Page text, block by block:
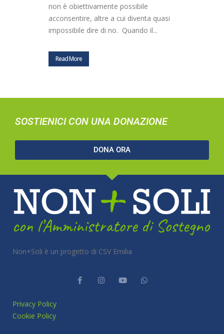
non è obiettivamente possibile
acconsentire, altre a cui diventa quasi
impossibile dire di no. Quando il...
Read More
SOSTIENICI CON UNA DONAZIONE
DONA ORA
Non+Soli è un progetto di CSV Emilia
Privacy Policy
Cookie Policy